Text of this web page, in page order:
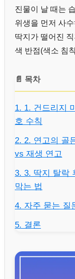
진물이 날 때는
위생을 먼저 사
딱지가 떨어진
색 반점(색소 침
📄 목차
1. 1. 건드리지
호 수칙
2. 2. 연고의 골
vs 재생 연고
3. 3. 딱지 탈락
막는 법
4. 자주 묻는 질
5. 결론